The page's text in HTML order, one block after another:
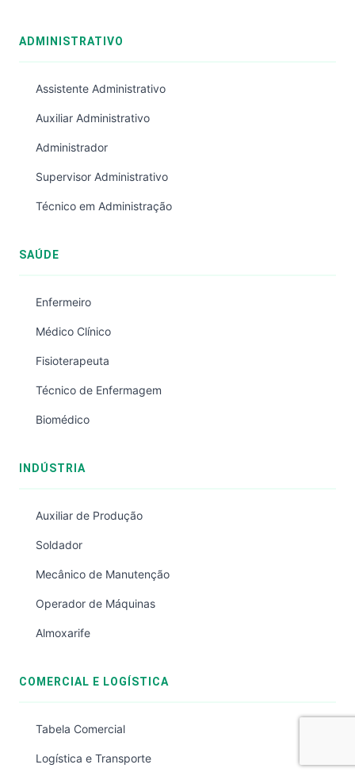
ADMINISTRATIVO
Assistente Administrativo
Auxiliar Administrativo
Administrador
Supervisor Administrativo
Técnico em Administração
SAÚDE
Enfermeiro
Médico Clínico
Fisioterapeuta
Técnico de Enfermagem
Biomédico
INDÚSTRIA
Auxiliar de Produção
Soldador
Mecânico de Manutenção
Operador de Máquinas
Almoxarife
COMERCIAL E LOGÍSTICA
Tabela Comercial
Logística e Transporte